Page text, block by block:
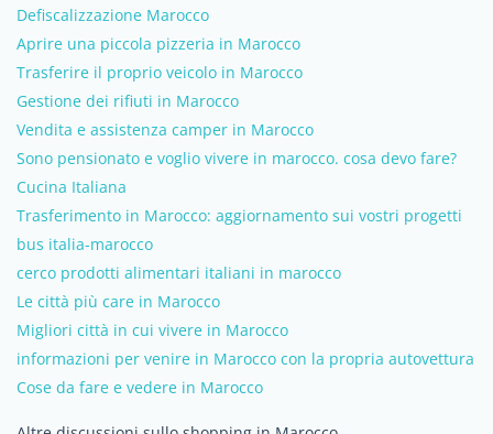
Defiscalizzazione Marocco
Aprire una piccola pizzeria in Marocco
Trasferire il proprio veicolo in Marocco
Gestione dei rifiuti in Marocco
Vendita e assistenza camper in Marocco
Sono pensionato e voglio vivere in marocco. cosa devo fare?
Cucina Italiana
Trasferimento in Marocco: aggiornamento sui vostri progetti
bus italia-marocco
cerco prodotti alimentari italiani in marocco
Le città più care in Marocco
Migliori città in cui vivere in Marocco
informazioni per venire in Marocco con la propria autovettura
Cose da fare e vedere in Marocco